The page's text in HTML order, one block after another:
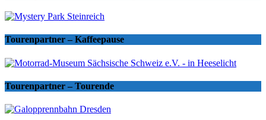
Tourenpartner – Kaffeepause
Tourenpartner – Tourende